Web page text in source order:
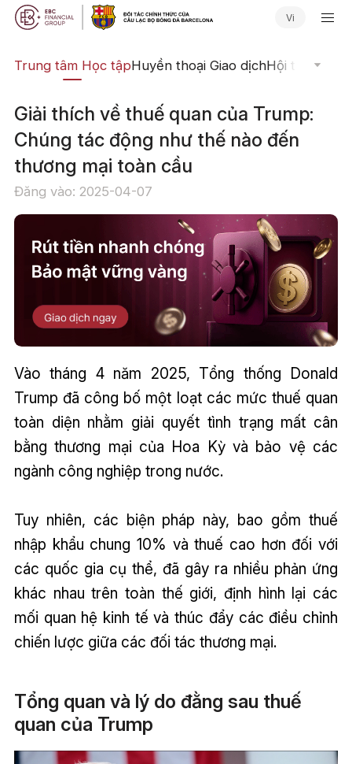
Vi
Trung tâm Học tậpHuyền thoại Giao dịchHội thảo
Giải thích về thuế quan của Trump:
Chúng tác động như thế nào đến
thương mại toàn cầu
Đăng vào: 2025-04-07
Vào tháng 4 năm 2025, Tổng thống Donald
Trump đã công bố một loạt các mức thuế quan
toàn diện nhằm giải quyết tình trạng mất cân
bằng thương mại của Hoa Kỳ và bảo vệ các
ngành công nghiệp trong nước.
Tuy nhiên, các biện pháp này, bao gồm thuế
nhập khẩu chung 10% và thuế cao hơn đối với
các quốc gia cụ thể, đã gây ra nhiều phản ứng
khác nhau trên toàn thế giới, định hình lại các
mối quan hệ kinh tế và thúc đẩy các điều chỉnh
chiến lược giữa các đối tác thương mại.
Tổng quan và lý do đằng sau thuế
quan của Trump